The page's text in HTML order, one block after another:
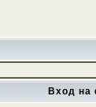
Вход на